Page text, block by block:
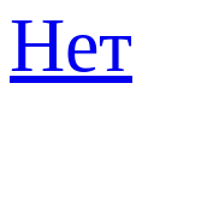
Нет